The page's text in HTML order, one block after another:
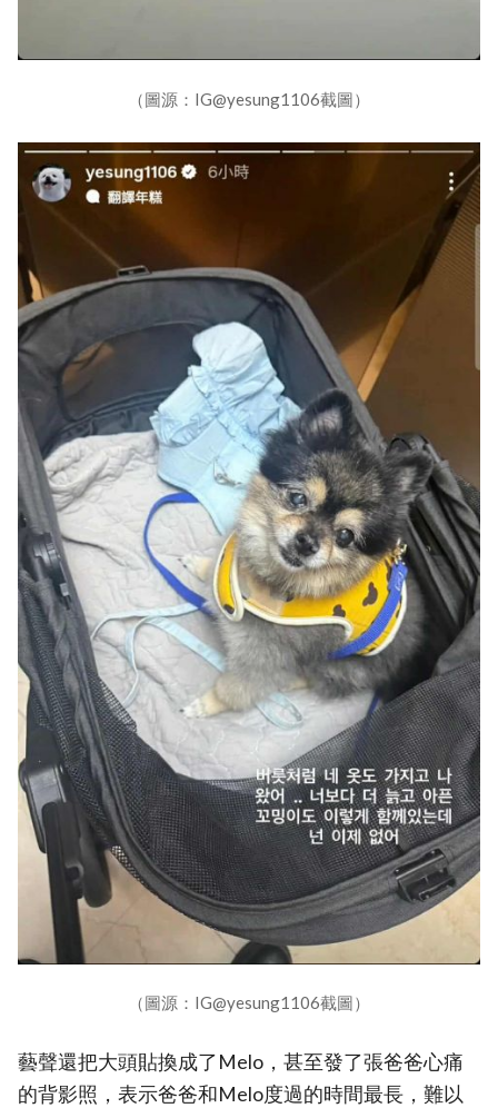
（圖源：IG@yesung1106截圖）
（圖源：IG@yesung1106截圖）
藝聲還把大頭貼換成了Melo，甚至發了張爸爸心痛
的背影照，表示爸爸和Melo度過的時間最長，難以